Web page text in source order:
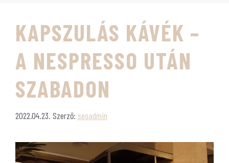
KAPSZULÁS KÁVÉK –
A NESPRESSO UTÁN
SZABADON
2022.04.23. Szerző: seoadmin